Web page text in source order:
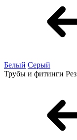
Белый Серый
Трубы и фитинги